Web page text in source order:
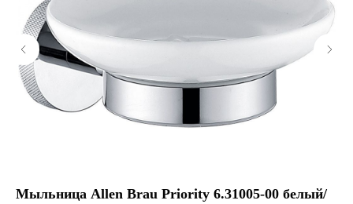
Мыльница Allen Brau Priority 6.31005-00 белый/